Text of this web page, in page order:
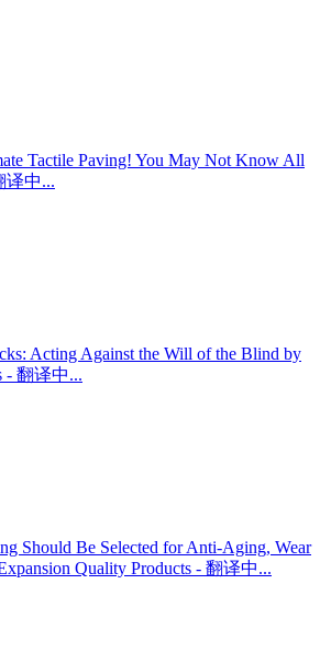
Tactile Paving! You May Not Know All
译中...
Acting Against the Will of the Blind by
- 翻译中...
Should Be Selected for Anti-Aging, Wear
Quality Products - 翻译中...